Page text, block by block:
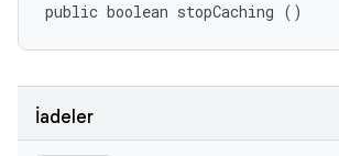
public boolean stopCaching ()
İadeler